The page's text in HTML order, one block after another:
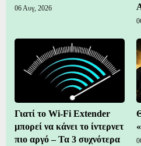
06 Αυγ, 2026
Γιατί το Wi-Fi Extender
μπορεί να κάνει το ίντερνετ
πιο αργό – Τα 3 συχνότερα